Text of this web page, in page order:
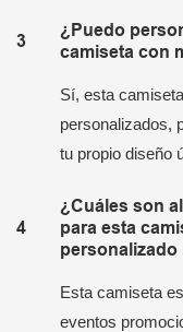
3
¿Puedo
camiseta con
Sí, esta
personalizados,
tu propio diseño
4
¿Cuáles son
para esta
personalizado
Esta camiseta
eventos